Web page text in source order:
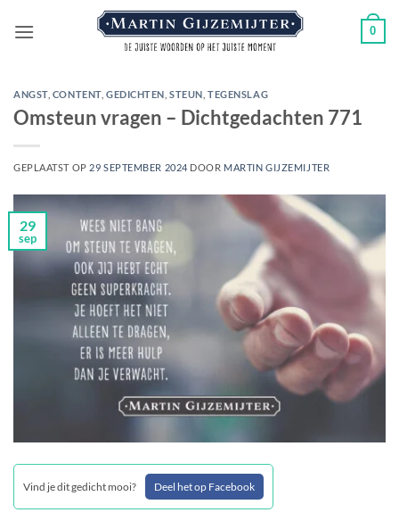
naar
0
ANGST, CONTENT, GEDICHTEN ,STEUN ,TEGENSLAG
Omsteun vragen – Dichtgedachten 771
GEPLAATST OP 29 SEPTEMBER 2024 DOOR MARTIN GIJZEMIJTER
29
sep
Vind je dit gedicht mooi? Deel het op Facebook